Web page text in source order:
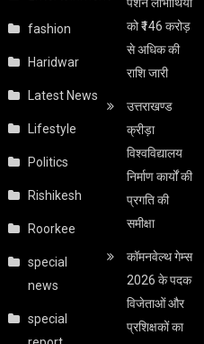
fashion
Haridwar
Latest News
Lifestyle
Politics
Rishikesh
Roorkee
special
news
special
पेंशन लाभार्थियों
को ₹146 करोड़
से अधिक की
राशि जारी
उत्तराखण्ड
क्रीड़ा
विश्वविद्यालय
निर्माण कार्यों की
प्रगति की
समीक्षा
कॉमनवेल्थ गेम्स
2026 के पदक
विजेताओं और
प्रशिक्षकों का